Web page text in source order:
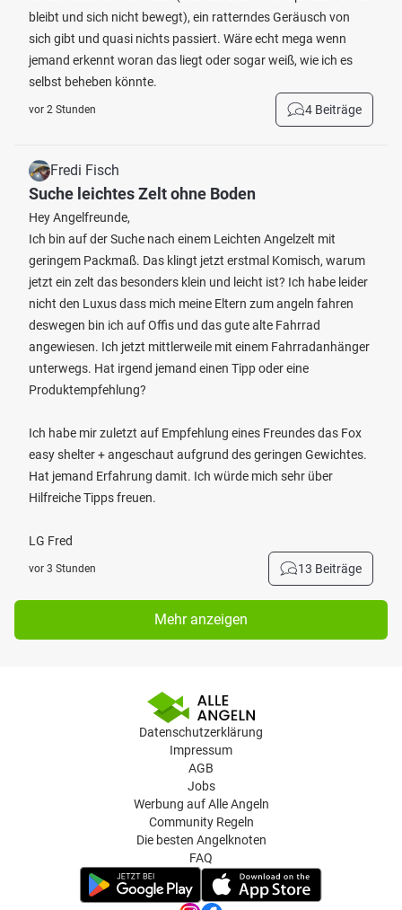
bleibt und sich nicht bewegt), ein ratterndes Geräusch von
sich gibt und quasi nichts passiert. Wäre echt mega wenn
jemand erkennt woran das liegt oder sogar weiß, wie ich es
selbst beheben könnte.
vor 2 Stunden 4 Beiträge
Fredi Fisch
Suche leichtes Zelt ohne Boden
Hey Angelfreunde,
Ich bin auf der Suche nach einem Leichten Angelzelt mit
geringem Packmaß. Das klingt jetzt erstmal Komisch, warum
jetzt ein zelt das besonders klein und leicht ist? Ich habe leider
nicht den Luxus dass mich meine Eltern zum angeln fahren
deswegen bin ich auf Offis und das gute alte Fahrrad
angewiesen. Ich jetzt mittlerweile mit einem Fahrradanhänger
unterwegs. Hat irgend jemand einen Tipp oder eine
Produktempfehlung?
Ich habe mir zuletzt auf Empfehlung eines Freundes das Fox
easy shelter + angeschaut aufgrund des geringen Gewichtes.
Hat jemand Erfahrung damit. Ich würde mich sehr über
Hilfreiche Tipps freuen.
LG Fred
vor 3 Stunden 13 Beiträge
Mehr anzeigen
Datenschutzerklärung
Impressum
AGB
Jobs
Werbung auf Alle Angeln
Community Regeln
Die besten Angelknoten
FAQ